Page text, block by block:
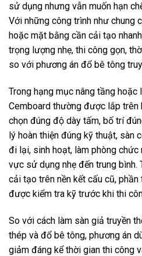
sử dụng nhưng vẫn muốn hạn
Với những công trình như chung
hoặc mặt bằng cần cải tạo
trọng lượng nhẹ, thi công gọn,
so với phương án đổ bê tông
Trong hạng mục nâng tầng
Cemboard thường được lắp trên
chọn đúng độ dày tấm, bố trí
lý hoàn thiện đúng kỹ thuật, sàn
đi lại, sinh hoạt, làm phòng chức
vực sử dụng nhẹ đến trung bình.
cải tạo trên nền kết cấu cũ,
được kiểm tra kỹ trước khi thi
So với cách làm sàn giả truyền
thép và đổ bê tông, phương án
giảm đáng kể thời gian thi công